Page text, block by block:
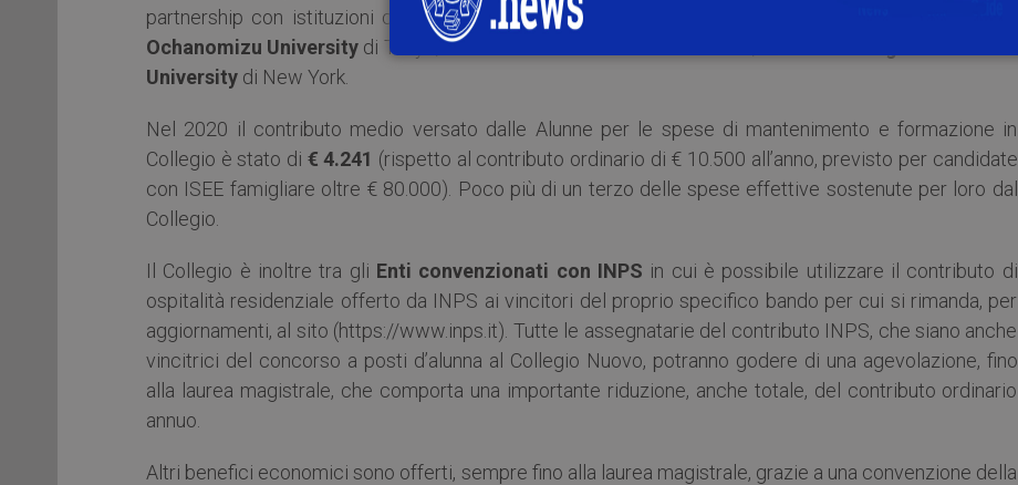
partnership con istituzioni come, fra gli altri,Università di Heidelberg
Ochanomizu University di Tokyo,Harvard Medical School
University di New York.
Nel 2020 il contributo medio versato dalle Alunne per le spese di mantenimento e formazione in
Collegio è stato di € 4.241 (rispetto al contributo ordinario di € 10.500 all’anno, previsto per candidate
con ISEE famigliare oltre € 80.000). Poco più di un terzo delle spese effettive sostenute per loro dal
Collegio.
Il Collegio è inoltre tra gli Enti convenzionati con INPS in cui è possibile utilizzare il contributo di
ospitalità residenziale offerto da INPS ai vincitori del proprio specifico bando per cui si rimanda, per
aggiornamenti, al sito (https://www.inps.it). Tutte le assegnatarie del contributo INPS, che siano anche
vincitrici del concorso a posti d’alunna al Collegio Nuovo, potranno godere di una agevolazione, fino
alla laurea magistrale, che comporta una importante riduzione, anche totale, del contributo ordinario
annuo.
Altri benefici economici sono offerti, sempre fino alla laurea magistrale, grazie a una convenzione della